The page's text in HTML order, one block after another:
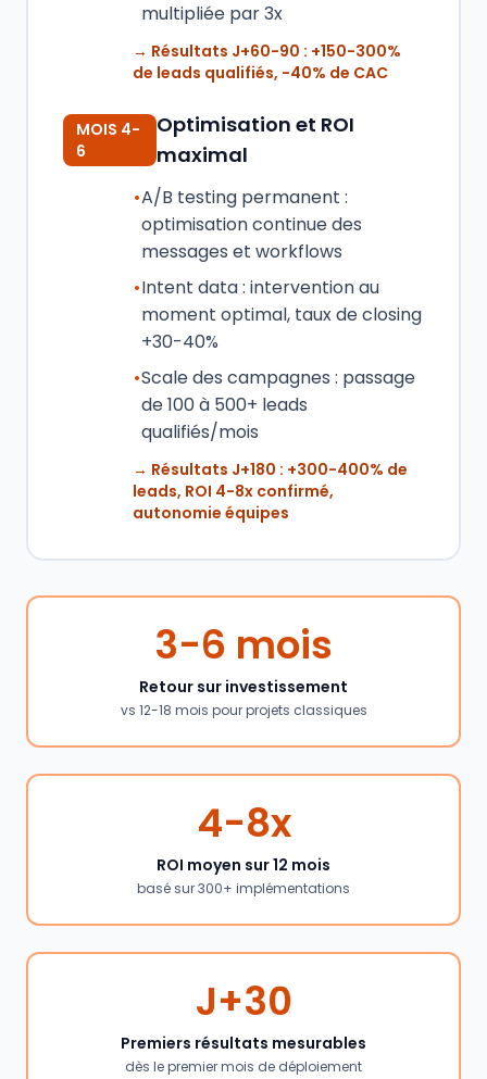
multipliée par 3x
→ Résultats J+60-90 : +150-300%
de leads qualifiés, -40% de CAC
MOIS 4-
6
Optimisation et ROI
maximal
•A/B testing permanent :
optimisation continue des
messages et workflows
•Intent data : intervention au
moment optimal, taux de closing
+30-40%
•Scale des campagnes : passage
de 100 à 500+ leads
qualifiés/mois
→ Résultats J+180 : +300-400% de
leads, ROI 4-8x confirmé,
autonomie équipes
3-6 mois
Retour sur investissement
vs 12-18 mois pour projets classiques
4-8x
ROI moyen sur 12 mois
basé sur 300+ implémentations
J+30
Premiers résultats mesurables
dès le premier mois de déploiement